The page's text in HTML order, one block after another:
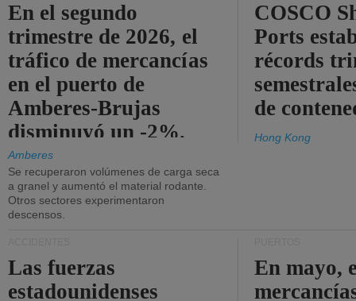
En el segundo
trimestre de 2026, el
tráfico de mercancías
en el puerto de
Amberes-Brujas
disminuyó un -2%.
Amberes
Se recuperaron volúmenes de carga seca
a granel y aumentó el material rodante.
Otros sectores experimentaron
descensos.
COSCO
Ports
récords
de
Hong Kong
Las fuerzas
estadounidenses
En mayo,